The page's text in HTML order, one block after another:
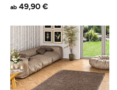
ab 49,90 €